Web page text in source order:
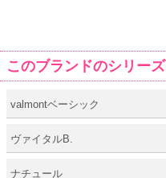
このブランドのシリーズ
valmontベーシック
ヴァイタルB.
ナチュール